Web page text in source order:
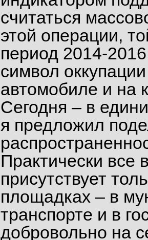
считаться
этой операции,
период 2014-
символ
автомобиле и на
Сегодня – в
я предложил
Практически все
присутствует
площадках – в
транспорте и в
добровольно на